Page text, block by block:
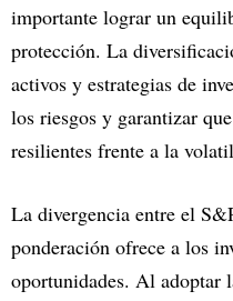
importante lograr un
protección. La
activos y estrategias de
los riesgos y garantizar
resilientes frente a la
La divergencia entre el
ponderación ofrece a los
oportunidades. Al adoptar